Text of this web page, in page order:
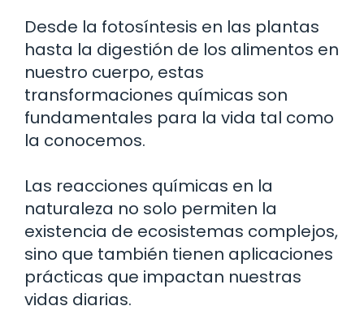
Desde la fotosíntesis en las plantas
hasta la digestión de los alimentos en
nuestro cuerpo, estas
transformaciones químicas son
fundamentales para la vida tal como
la conocemos.
Las reacciones químicas en la
naturaleza no solo permiten la
existencia de ecosistemas complejos,
sino que también tienen aplicaciones
prácticas que impactan nuestras
vidas diarias.